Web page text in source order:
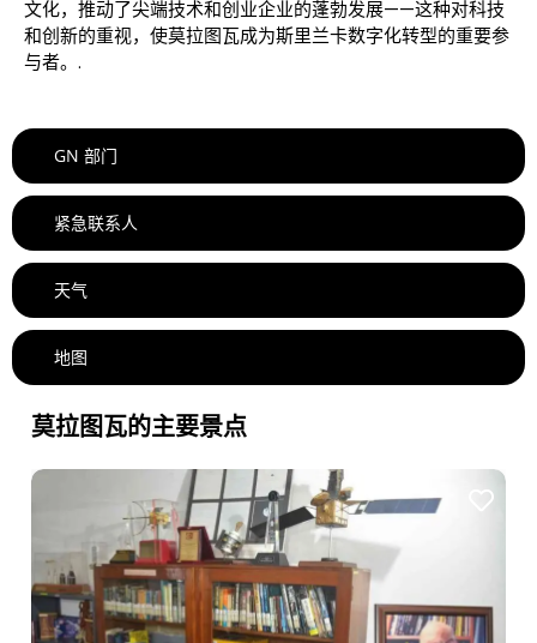
GN 部门
紧急联系人
天气
地图
文化，推动了尖端技术和创业企业的蓬勃发展——这种对科技
和创新的重视，使莫拉图瓦成为斯里兰卡数字化转型的重要参
与者。.
莫拉图瓦的主要景点